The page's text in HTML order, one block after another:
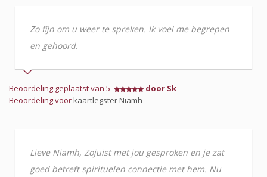
Zo fijn om u weer te spreken. Ik voel me begrepen
en gehoord.
Beoordeling geplaatst van 5
door Sk
Beoordeling voorkaartlegster Niamh
Lieve Niamh, Zojuist met jou gesproken en je zat
goed betreft spirituelen connectie met hem. Nu